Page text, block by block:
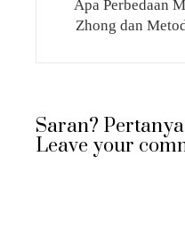
Apa Perbedaan
Zhong dan
Saran?
Leave your